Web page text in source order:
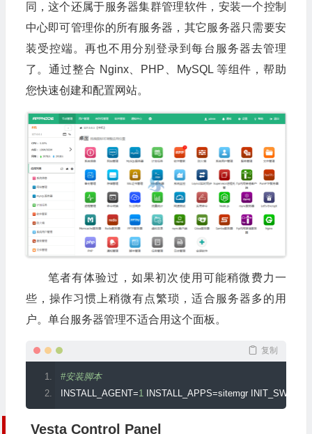
同，这个还属于服务器集群管理软件，安装一个控制
中心即可管理你的所有服务器，其它服务器只需要安
装受控端。再也不用分别登录到每台服务器去管理
了。通过整合 Nginx、PHP、MySQL 等组件，帮助
您快速创建和配置网站。
笔者有体验过，如果初次使用可能稍微费力一
些，操作习惯上稍微有点繁琐，适合服务器多的用
户。单台服务器管理不适合用这个面板。
复制
#安装脚本
INSTALL_AGENT=1 INSTALL_APPS=sitemgr
Vesta Control Panel